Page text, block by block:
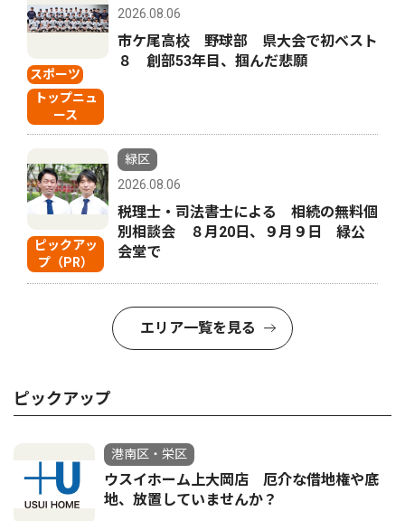
スポーツ
トップニュ
ース
2026.08.06
市ケ尾高校 野球部 県大会で初ベスト
８ 創部53年目、掴んだ悲願
ピックアッ
プ（PR）
緑区
2026.08.06
税理士・司法書士による 相続の無料個
別相談会 ８月20日、９月９日 緑公
会堂で
エリア一覧を見る
ピックアップ
港南区・栄区
ウスイホーム上大岡店 厄介な借地権や底
地、放置していませんか？